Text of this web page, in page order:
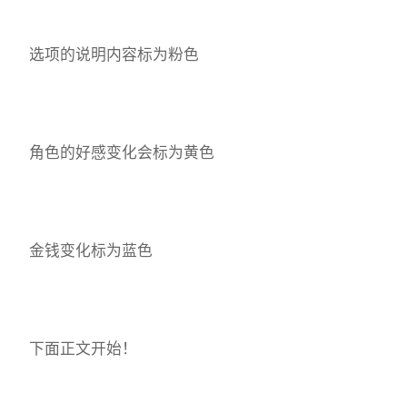
选项的说明内容标为粉色
角色的好感变化会标为黄色
金钱变化标为蓝色
下面正文开始！